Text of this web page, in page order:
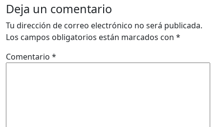
Deja un comentario
Tu dirección de correo electrónico no será publicada.
Los campos obligatorios están marcados con *
Comentario *